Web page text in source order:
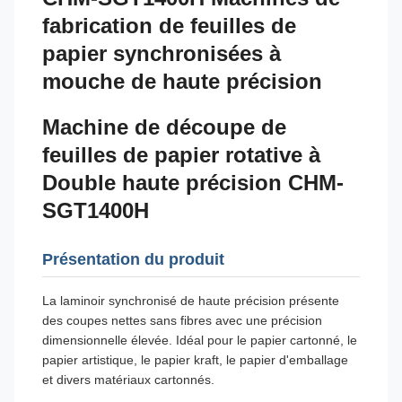
fabrication de feuilles de
papier synchronisées à
mouche de haute précision
Machine de découpe de
feuilles de papier rotative à
Double haute précision CHM-
SGT1400H
Présentation du produit
La laminoir synchronisé de haute précision présente
des coupes nettes sans fibres avec une précision
dimensionnelle élevée. Idéal pour le papier cartonné, le
papier artistique, le papier kraft, le papier d'emballage
et divers matériaux cartonnés.